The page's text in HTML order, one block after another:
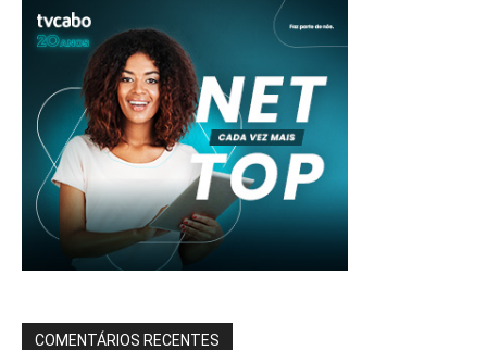
COMENTÁRIOS RECENTES